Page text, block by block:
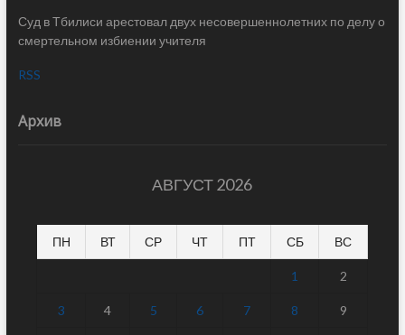
Суд в Тбилиси арестовал двух несовершеннолетних по делу о
смертельном избиении учителя
RSS
Архив
АВГУСТ 2026
ПН ВТ СР ЧТ ПТ СБ ВС
1 2
3 4 5 6 7 8 9